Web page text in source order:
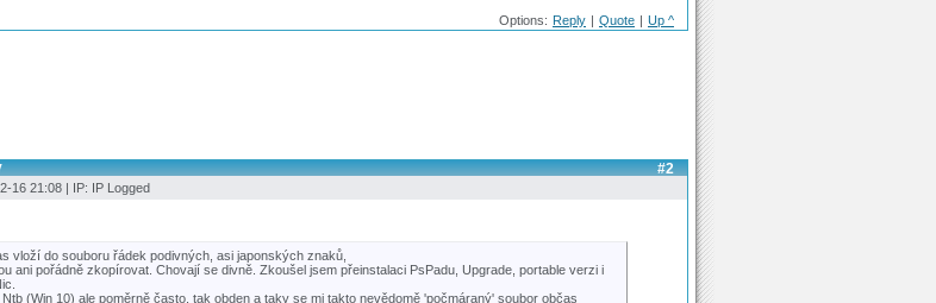
Options: Reply | Quote | Up ^
#2
16 21:08 | IP: IP Logged
vloží do souboru řádek podivných, asi japonských znaků,
ani pořádně zkopírovat. Chovají se divně. Zkoušel jsem přeinstalaci PsPadu, Upgrade, portable verzi i
(Win 10) ale poměrně často, tak obden a taky se mi takto nevědomě 'počmáraný' soubor občas